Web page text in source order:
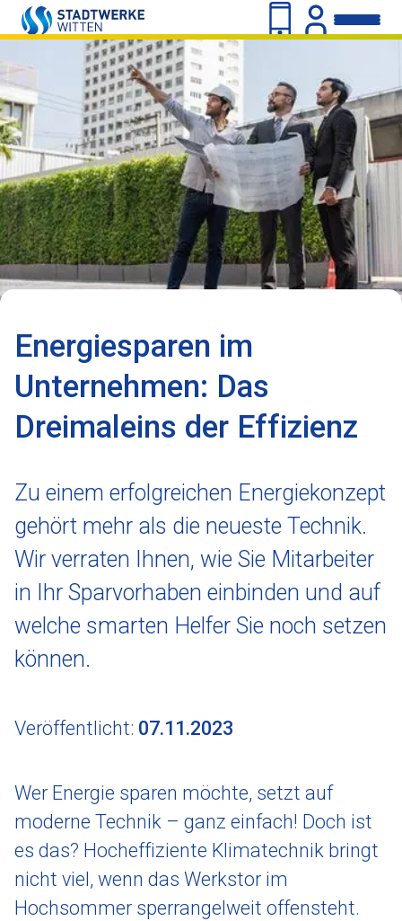
Energiesparen im
Unternehmen: Das
Dreimaleins der Effizienz
Zu einem erfolgreichen Energiekonzept
gehört mehr als die neueste Technik.
Wir verraten Ihnen, wie Sie Mitarbeiter
in Ihr Sparvorhaben einbinden und auf
welche smarten Helfer Sie noch setzen
können.
Veröffentlicht: 07.11.2023
Wer Energie sparen möchte, setzt auf
moderne Technik – ganz einfach! Doch ist
es das? Hocheffiziente Klimatechnik bringt
nicht viel, wenn das Werkstor im
Hochsommer sperrangelweit offensteht.